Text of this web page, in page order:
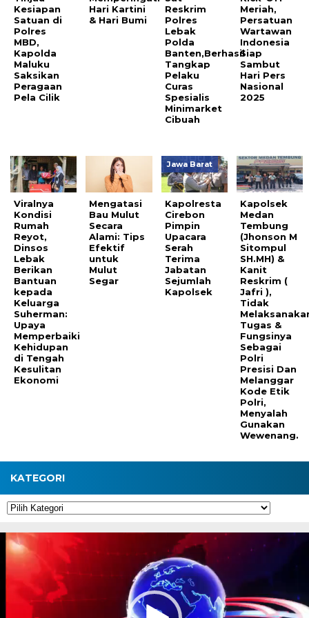
Kesiapan
Satuan di
Polres
MBD,
Kapolda
Maluku
Saksikan
Peragaan
Pela Cilik
Hari Kartini
& Hari Bumi
Reskrim
Polres
Lebak
Polda
Banten,Berhasil
Tangkap
Pelaku
Curas
Spesialis
Minimarket
Cibuah
Meriah,
Persatuan
Wartawan
Indonesia
Siap
Sambut
Hari Pers
Nasional
2025
Viralnya
Kondisi
Rumah
Reyot,
Dinsos
Lebak
Berikan
Bantuan
kepada
Keluarga
Suherman:
Upaya
Memperbaiki
Kehidupan
di Tengah
Kesulitan
Ekonomi
Mengatasi
Bau Mulut
Secara
Alami: Tips
Efektif
untuk
Mulut
Segar
Jawa Barat
Kapolresta
Cirebon
Pimpin
Upacara
Serah
Terima
Jabatan
Sejumlah
Kapolsek
Kapolsek
Medan
Tembung
(Jhonson M
Sitompul
SH.MH) &
Kanit
Reskrim (
Jafri ),
Tidak
Tugas &
Fungsinya
Sebagai
Polri
Presisi Dan
Melanggar
Kode Etik
Polri,
Menyalah
Gunakan
Wewenang.
KATEGORI
Kategori
Pemutar
Video